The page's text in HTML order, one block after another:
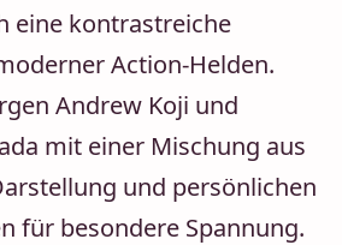
eine kontrastreiche
Action-Helden.
Andrew Koji und
mit einer Mischung aus
und persönlichen
für besondere Spannung.